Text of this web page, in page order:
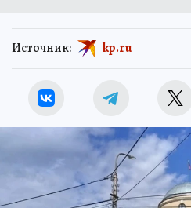
Источник: kp.ru